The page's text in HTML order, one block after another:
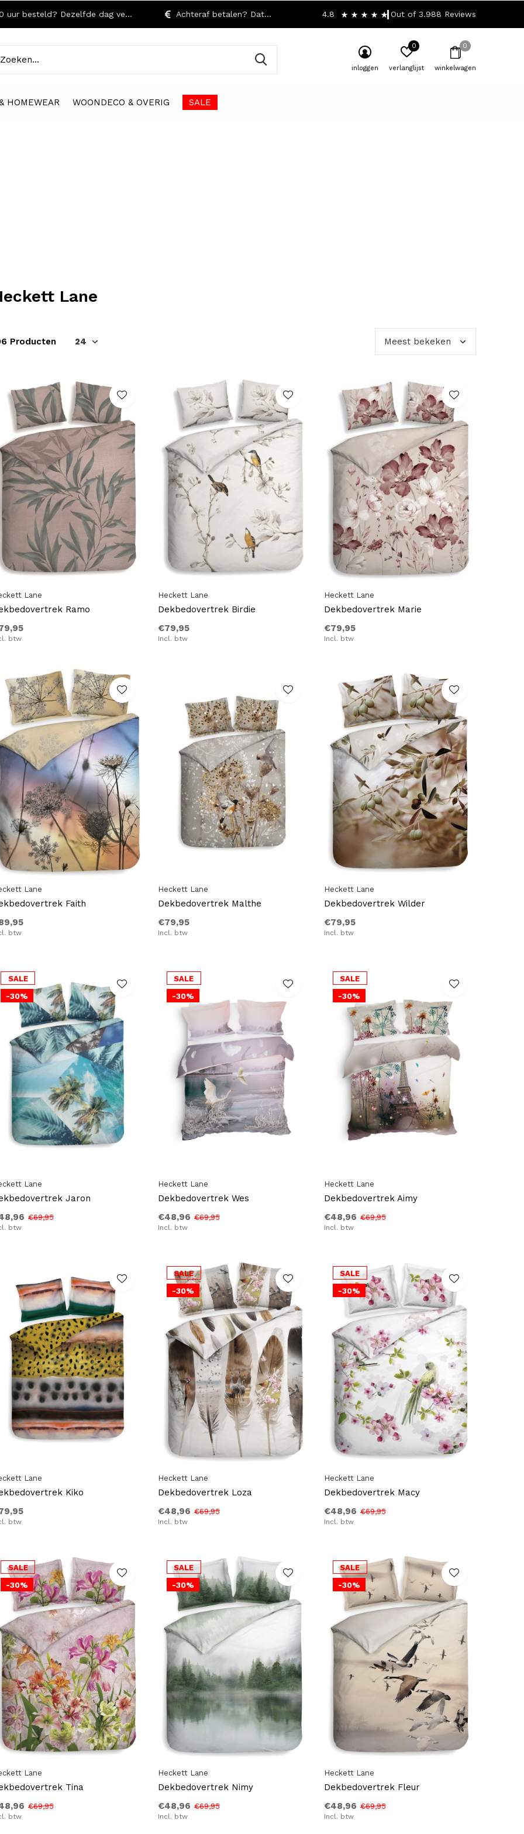
HOMEWEAR WOONDECO & OVERIG SALE
inloggen verlanglijst
0
winkelwagen
0
besteld? Dezelfde dag verzonden! Achteraf betalen? Dat kan! 4.8 Out of 3.988 Reviews
Lane
Producten
Lane
Ramo
btw
Heckett Lane
Dekbedovertrek Birdie
€79,95
Incl. btw
Heckett Lane
Dekbedovertrek Marie
€79,95
Incl. btw
Lane
Faith
btw
Heckett Lane
Dekbedovertrek Malthe
€79,95
Incl. btw
Heckett Lane
Dekbedovertrek Wilder
€79,95
Incl. btw
SALE
-30%
Lane
Jaron
€69,95
btw
SALE
-30%
Heckett Lane
Dekbedovertrek Wes
€48,96 €69,95
Incl. btw
SALE
-30%
Heckett Lane
Dekbedovertrek Aimy
€48,96 €69,95
Incl. btw
Lane
Kiko
btw
SALE
-30%
Heckett Lane
Dekbedovertrek Loza
€48,96 €69,95
Incl. btw
SALE
-30%
Heckett Lane
Dekbedovertrek Macy
€48,96 €69,95
Incl. btw
SALE
-30%
Lane
Tina
€69,95
btw
SALE
-30%
Heckett Lane
Dekbedovertrek Nimy
€48,96 €69,95
Incl. btw
SALE
-30%
Heckett Lane
Dekbedovertrek Fleur
€48,96 €69,95
Incl. btw